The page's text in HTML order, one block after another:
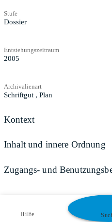
Stufe
Dossier
Entstehungszeitraum
2005
Archivalienart
Schriftgut , Plan
Kontext
Inhalt und innere Ordnung
Zugangs- und
Hilfe